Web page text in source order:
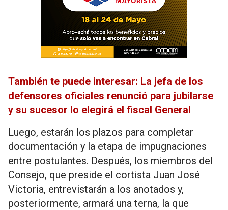
También te puede interesar: La jefa de los
defensores oficiales renunció para jubilarse
y su sucesor lo elegirá el fiscal General
Luego, estarán los plazos para completar
documentación y la etapa de impugnaciones
entre postulantes. Después, los miembros del
Consejo, que preside el cortista Juan José
Victoria, entrevistarán a los anotados y,
posteriormente, armará una terna, la que